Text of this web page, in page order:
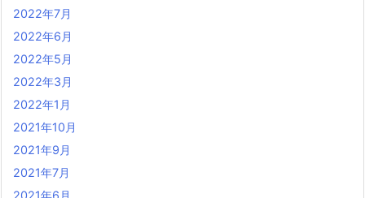
2022年7月
2022年6月
2022年5月
2022年3月
2022年1月
2021年10月
2021年9月
2021年7月